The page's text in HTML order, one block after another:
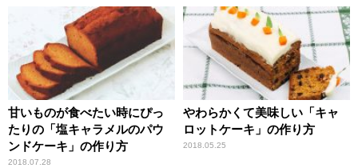
甘いものが食べたい時にぴっ
たりの「塩キャラメルのパウ
ンドケーキ」の作り方
2018.07.28
やわらかくて美味しい「キャ
ロットケーキ」の作り方
2018.05.25